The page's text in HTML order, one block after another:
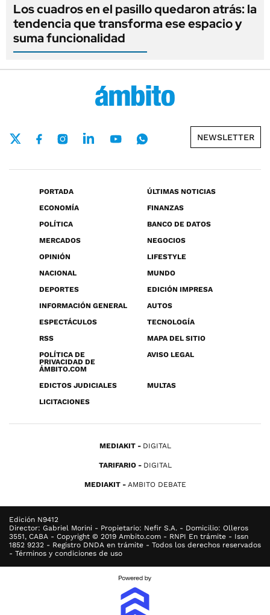
Los cuadros en el pasillo quedaron atrás: la
tendencia que transforma ese espacio y
suma funcionalidad
NEWSLETTER
PORTADA
ÚLTIMAS NOTICIAS
ECONOMÍA
FINANZAS
POLÍTICA
BANCO DE DATOS
MERCADOS
NEGOCIOS
OPINIÓN
LIFESTYLE
NACIONAL
MUNDO
DEPORTES
EDICIÓN IMPRESA
INFORMACIÓN GENERAL
AUTOS
ESPECTÁCULOS
TECNOLOGÍA
RSS
MAPA DEL SITIO
POLÍTICA DE
PRIVACIDAD DE
ÁMBITO.COM
AVISO LEGAL
EDICTOS JUDICIALES
MULTAS
LICITACIONES
MEDIAKIT DIGITAL
TARIFARIO DIGITAL
MEDIAKIT AMBITO DEBATE
Edición N9412
Director: Gabriel Morini - Propietario: Nefir S.A. - Domicilio: Olleros
3551, CABA - Copyright © 2019 Ambito.com - RNPI En trámite - Issn
1852 9232 - Registro DNDA en trámite - Todos los derechos reservados
- Términos y condiciones de uso